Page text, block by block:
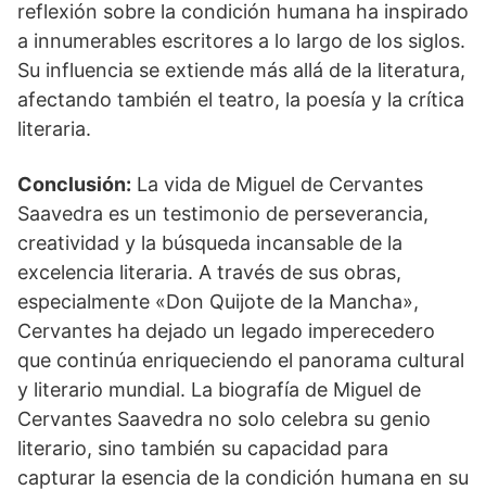
reflexión sobre la condición humana ha inspirado
a innumerables escritores a lo largo de los siglos.
Su influencia se extiende más allá de la literatura,
afectando también el teatro, la poesía y la crítica
literaria.
Conclusión: La vida de Miguel de Cervantes
Saavedra es un testimonio de perseverancia,
creatividad y la búsqueda incansable de la
excelencia literaria. A través de sus obras,
especialmente «Don Quijote de la Mancha»,
Cervantes ha dejado un legado imperecedero
que continúa enriqueciendo el panorama cultural
y literario mundial. La biografía de Miguel de
Cervantes Saavedra no solo celebra su genio
literario, sino también su capacidad para
capturar la esencia de la condición humana en su